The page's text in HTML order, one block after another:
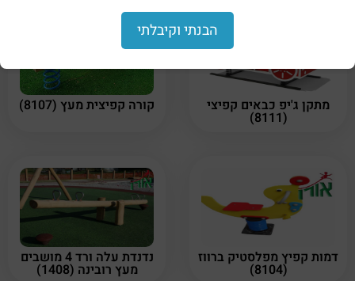
מתקן ג'יפ כבאים קפיצי
(8111)
קורה קפיצית מעץ (8107)
דמות קפיץ מפלסטיק ברווז
(8104)
נדנדת עלה ורד 4 מושבים
מעץ רובינה (1408)
הבנתי וקיבלתי